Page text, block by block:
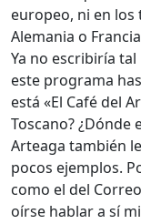
europeo, ni en
Alemania o
Ya no escribiría
este programa
está «El Café del
Toscano? ¿Dónde
Arteaga también
pocos ejemplos.
como el del
oírse hablar a sí